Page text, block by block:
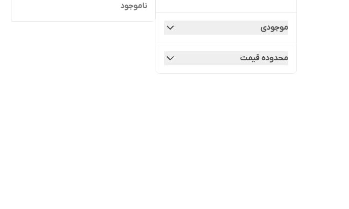
موجودی
محدوده قیمت
ناموجود